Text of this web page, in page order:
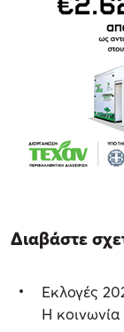
Διαβάστε
Εκλογές
Η κοινωνία